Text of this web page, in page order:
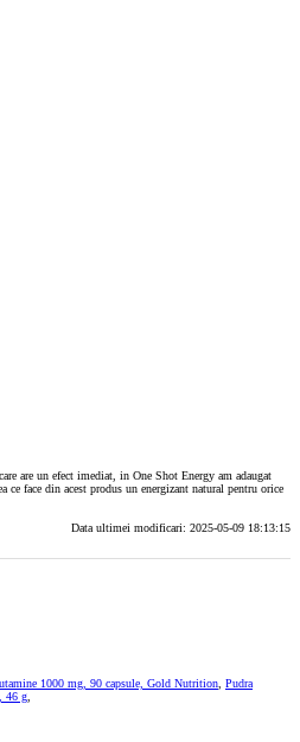
are un efect imediat, in One Shot Energy am adaugat
face din acest produs un energizant natural pentru orice
Data ultimei modificari: 2025-05-09 18:13:15
1000 mg, 90 capsule, Gold Nutrition Pudra
46 g